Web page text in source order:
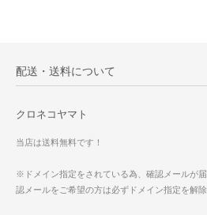
配送・送料について
クロネコヤマト
当店は送料無料です！
※ドメイン指定をされている為、確認メールが
認メールをご希望の方は必ずドメイン指定を解